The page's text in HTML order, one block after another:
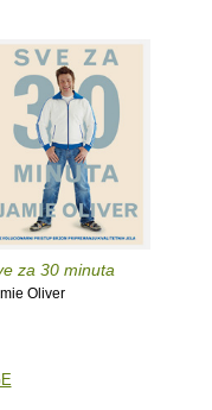
za 30 minuta
Oliver